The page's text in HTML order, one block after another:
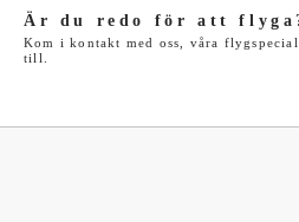
Är du redo för att
Kom i kontakt med oss, våra
till.